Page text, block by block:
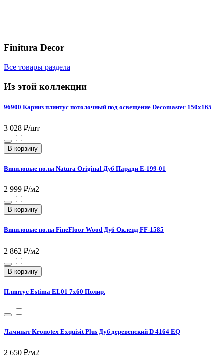
Finitura Decor
Все товары раздела
Из этой коллекции
96900 Карниз плинтус потолочный под освещение Decomaster 150х165
3 028 ₽/шт
В корзину
Виниловые полы Natura Original Дуб Паради E-199-01
2 999 ₽/м2
В корзину
Виниловые полы FineFloor Wood Дуб Окленд FF-1585
2 862 ₽/м2
В корзину
Плинтус Estima EL01 7x60 Полир.
Ламинат Kronotex Exquisit Plus Дуб деревенский D 4164 EQ
2 650 ₽/м2